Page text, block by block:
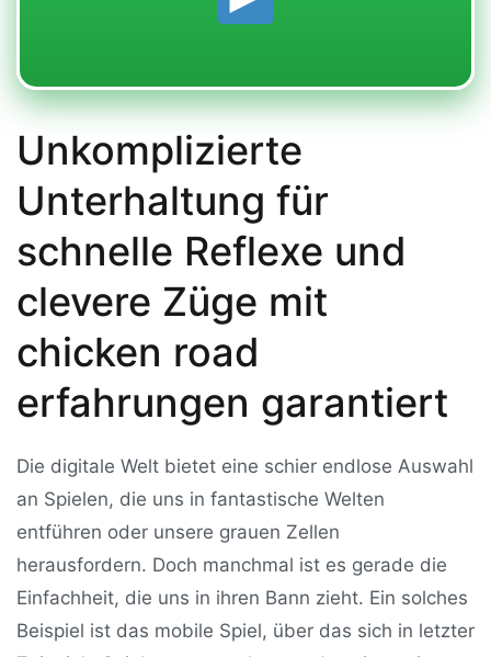
Unkomplizierte
Unterhaltung für
schnelle Reflexe und
clevere Züge mit
chicken road
erfahrungen garantiert
Die digitale Welt bietet eine schier endlose Auswahl
an Spielen, die uns in fantastische Welten
entführen oder unsere grauen Zellen
herausfordern. Doch manchmal ist es gerade die
Einfachheit, die uns in ihren Bann zieht. Ein solches
Beispiel ist das mobile Spiel, über das sich in letzter